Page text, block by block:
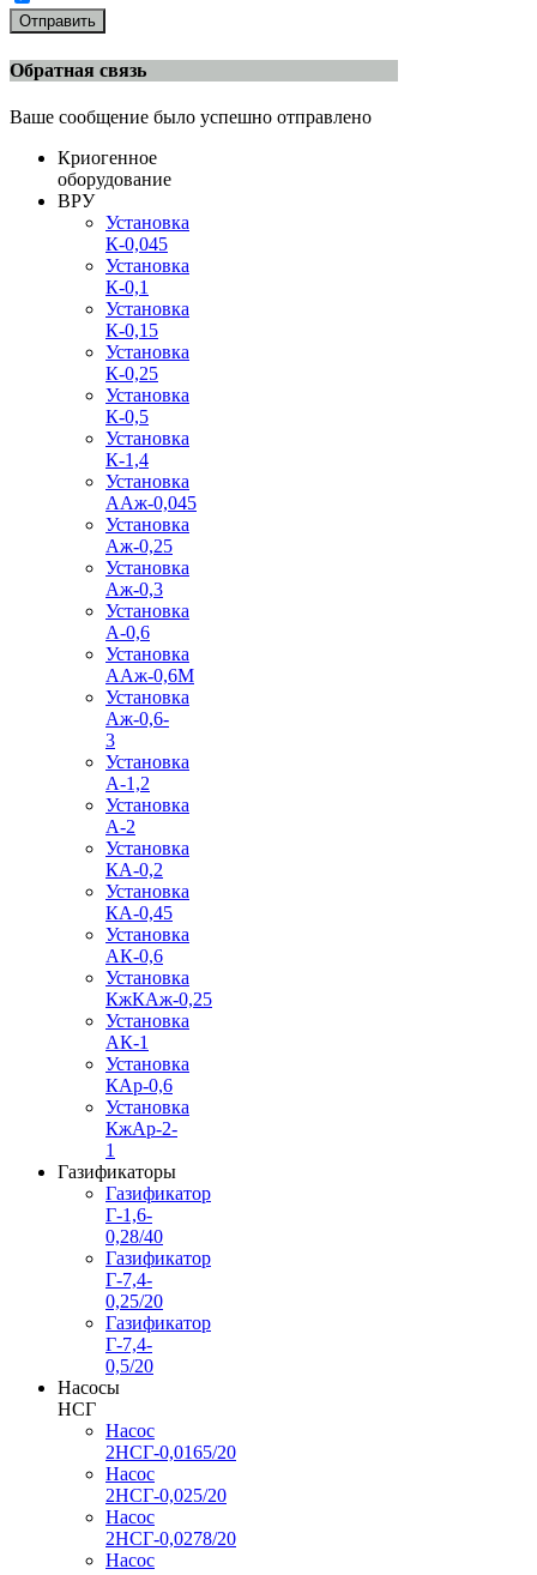
Отправить
Обратная связь
Ваше сообщение было успешно отправлено
Криогенное
оборудование
ВРУ
Установка
К-0,045
Установка
К-0,1
Установка
К-0,15
Установка
К-0,25
Установка
К-0,5
Установка
К-1,4
Установка
ААж-0,045
Установка
Аж-0,25
Установка
Аж-0,3
Установка
А-0,6
Установка
ААж-0,6М
Установка
Аж-0,6-
3
Установка
А-1,2
Установка
А-2
Установка
КА-0,2
Установка
КА-0,45
Установка
АК-0,6
Установка
КжКАж-0,25
Установка
АК-1
Установка
КАр-0,6
Установка
КжАр-2-
1
Газификаторы
Газификатор
Г-1,6-
0,28/40
Газификатор
Г-7,4-
0,25/20
Газификатор
Г-7,4-
0,5/20
Насосы
НСГ
Насос
2НСГ-0,0165/20
Насос
2НСГ-0,025/20
Насос
2НСГ-0,0278/20
Насос